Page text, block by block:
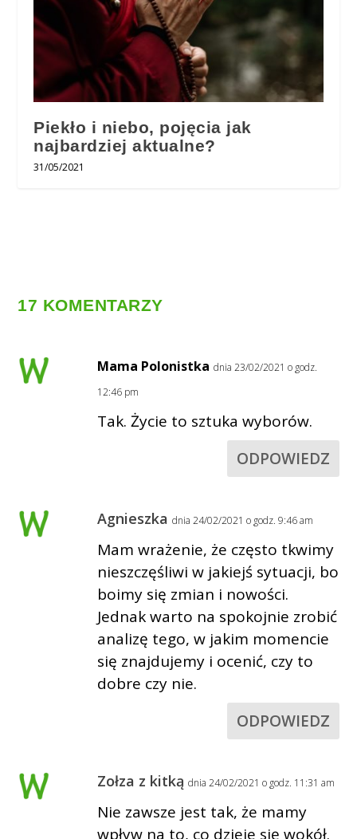
Piekło i niebo, pojęcia jak
najbardziej aktualne?
31/05/2021
17 KOMENTARZY
Mama Polonistka dnia 23/02/2021 o godz.
12:46 pm
Tak. Życie to sztuka wyborów.
ODPOWIEDZ
Agnieszka dnia 24/02/2021 o godz. 9:46 am
Mam wrażenie, że często tkwimy
nieszczęśliwi w jakiejś sytuacji, bo
boimy się zmian i nowości.
Jednak warto na spokojnie zrobić
analizę tego, w jakim momencie
się znajdujemy i ocenić, czy to
dobre czy nie.
ODPOWIEDZ
Zołza z kitką dnia 24/02/2021 o godz. 11:31 am
Nie zawsze jest tak, że mamy
wpływ na to, co dzieje się wokół.